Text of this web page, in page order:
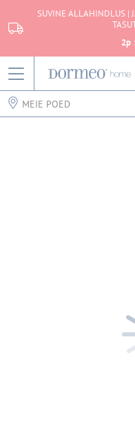
SUVINE ALLAHINDLUS |
2p :
MEIE POED